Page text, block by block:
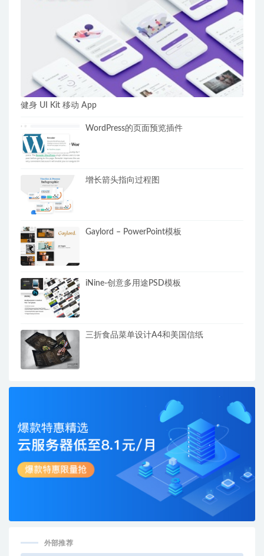
健身 UI Kit 移动 App
WordPress的页面预览插件
增长箭头指向过程图
Gaylord – PowerPoint模板
iNine-创意多用途PSD模板
三折食品菜单设计A4和美国信纸
外部推荐